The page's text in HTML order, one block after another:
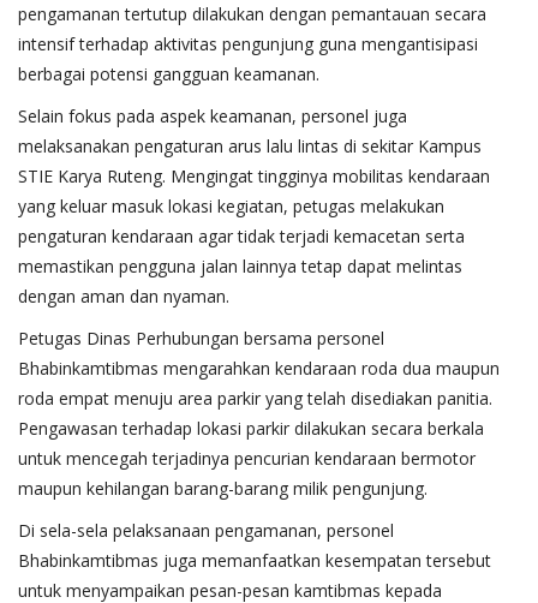
pengamanan tertutup dilakukan dengan pemantauan secara
intensif terhadap aktivitas pengunjung guna mengantisipasi
berbagai potensi gangguan keamanan.
Selain fokus pada aspek keamanan, personel juga
melaksanakan pengaturan arus lalu lintas di sekitar Kampus
STIE Karya Ruteng. Mengingat tingginya mobilitas kendaraan
yang keluar masuk lokasi kegiatan, petugas melakukan
pengaturan kendaraan agar tidak terjadi kemacetan serta
memastikan pengguna jalan lainnya tetap dapat melintas
dengan aman dan nyaman.
Petugas Dinas Perhubungan bersama personel
Bhabinkamtibmas mengarahkan kendaraan roda dua maupun
roda empat menuju area parkir yang telah disediakan panitia.
Pengawasan terhadap lokasi parkir dilakukan secara berkala
untuk mencegah terjadinya pencurian kendaraan bermotor
maupun kehilangan barang-barang milik pengunjung.
Di sela-sela pelaksanaan pengamanan, personel
Bhabinkamtibmas juga memanfaatkan kesempatan tersebut
untuk menyampaikan pesan-pesan kamtibmas kepada